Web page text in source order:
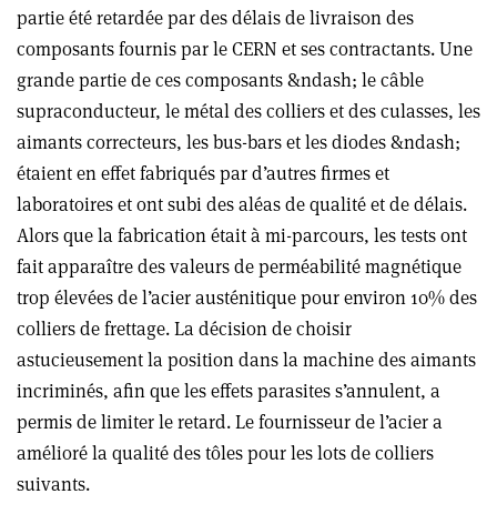
partie été retardée par des délais de livraison des
composants fournis par le CERN et ses contractants. Une
grande partie de ces composants &ndash; le câble
supraconducteur, le métal des colliers et des culasses, les
aimants correcteurs, les bus-bars et les diodes &ndash;
étaient en effet fabriqués par d’autres firmes et
laboratoires et ont subi des aléas de qualité et de délais.
Alors que la fabrication était à mi-­parcours, les tests ont
fait apparaître des valeurs de perméabilité magnétique
trop élevées de l’acier austénitique pour environ 10% des
colliers de frettage. La décision de choisir
astucieusement la position dans la machine des aimants
incriminés, afin que les effets parasites s’annulent, a
permis de limiter le retard. Le fournisseur de l’acier a
amélioré la qualité des tôles pour les lots de colliers
suivants.